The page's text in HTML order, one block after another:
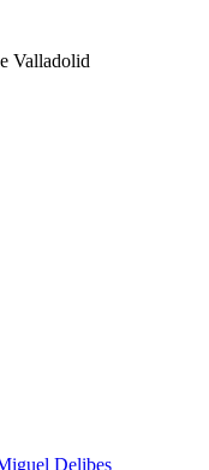
Valladolid
Delibes